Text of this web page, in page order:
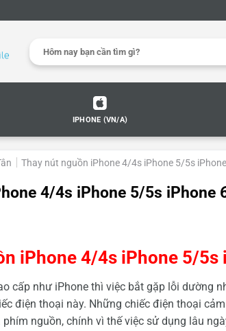
Search
IPHONE (VN/A)
Thay nút nguồn iPhone 4/4s iPhone 5/5s
4/4s iPhone 5/5s iPhone
iPhone 4/4s iPhone 5/5s
cấp như iPhone thì việc bắt gặp lỗi dường
điện thoại này. Những chiếc điện thoại
nguồn, chính vì thế việc sử dụng lâu